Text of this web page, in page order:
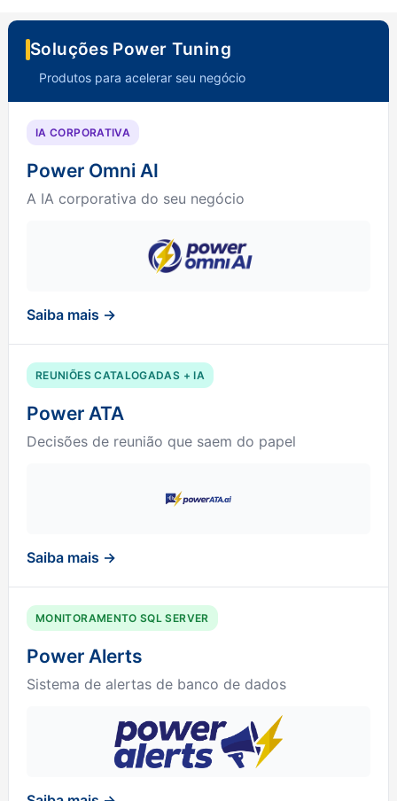
Soluções Power Tuning
Produtos para acelerar seu negócio
IA CORPORATIVA
Power Omni AI
A IA corporativa do seu negócio
Saiba mais →
REUNIÕES CATALOGADAS + IA
Power ATA
Decisões de reunião que saem do papel
Saiba mais →
MONITORAMENTO SQL SERVER
Power Alerts
Sistema de alertas de banco de dados